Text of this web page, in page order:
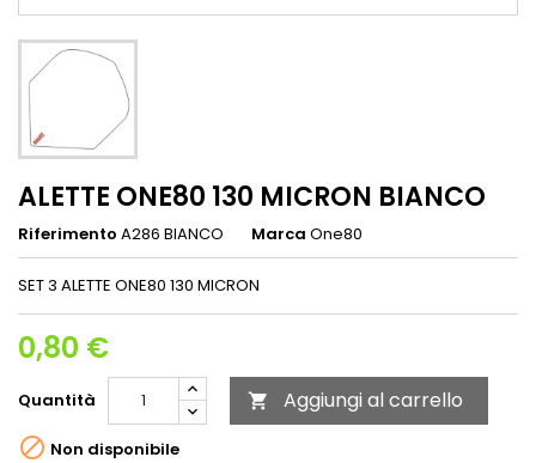
ALETTE ONE80 130 MICRON BIANCO
Riferimento A286 BIANCO Marca One80
SET 3 ALETTE ONE80 130 MICRON
0,80 €
Quantità  Aggiungi al carrello
 Non disponibile